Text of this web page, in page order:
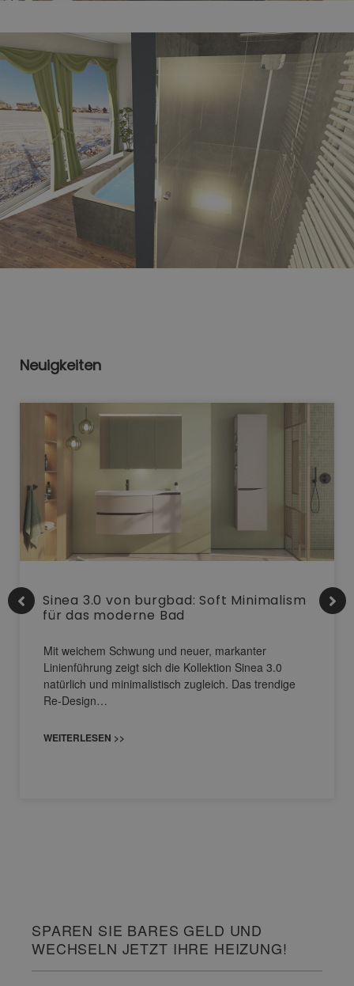
Neuigkeiten
Sinea 3.0 von burgbad: Soft Minimalism
für das moderne Bad
Mit weichem Schwung und neuer, markanter
Linienführung zeigt sich die Kollektion Sinea 3.0
natürlich und minimalistisch zugleich. Das trendige
Re-Design…
WEITERLESEN >>
SPAREN SIE BARES GELD UND
WECHSELN JETZT IHRE HEIZUNG!